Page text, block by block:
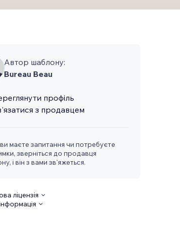
Автор шаблону:
Bureau Beau
профіль
з продавцем
маєте запитання чи потребуєте
зверніться до продавця
і він з вами зв'яжеться.
ліцензія